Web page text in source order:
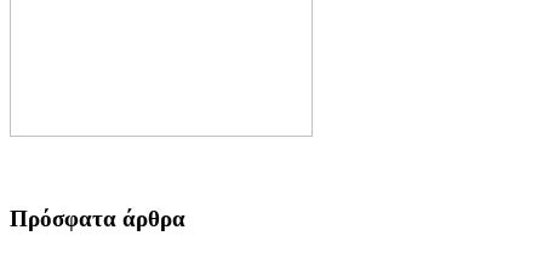
Πρόσφατα άρθρα